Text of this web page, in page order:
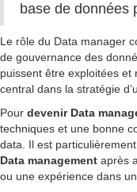
base de données
Le rôle du Data manager
de gouvernance des
puissent être exploitées et
central dans la stratégie
Pour devenir Data
techniques et une bonne
data. Il est
Data management après
ou une expérience dans un